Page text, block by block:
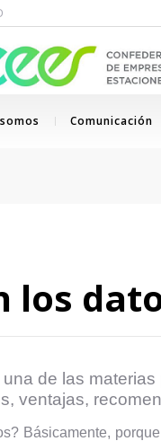
Comunicación
los
de las
ventajas,
Básicamente,